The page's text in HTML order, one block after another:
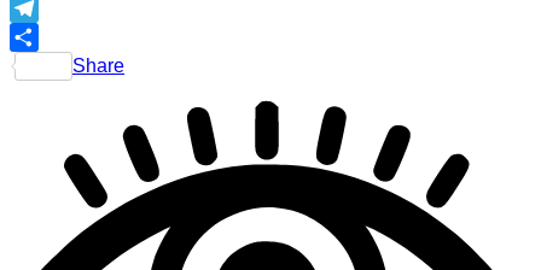
Telegram
Share